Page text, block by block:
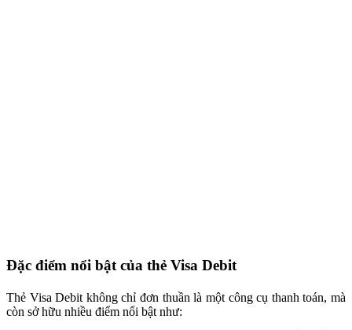
Đặc điểm nổi bật của thẻ Visa Debit
Thẻ Visa Debit không chỉ đơn thuần là một công cụ thanh toán, mà
còn sở hữu nhiều điểm nổi bật như: